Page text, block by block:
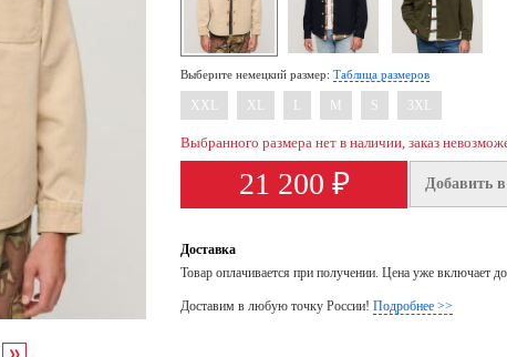
Выберите немецкий размер: Таблица размеров
XXL XL M S 3XL
Выбранного размера нет в наличии, заказ
21 200 ₽ Добавить
Доставка
Товар оплачивается при получении. Цена уже включает
Доставим в любую точку России! Подробнее >>